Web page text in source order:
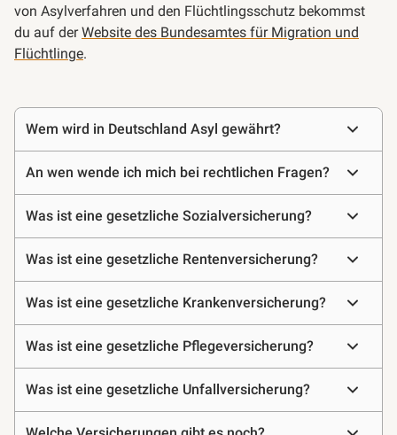
von Asylverfahren und den Flüchtlingsschutz bekommst
du auf derWebsite des Bundesamtes für Migration und
Flüchtlinge.
Häufige
Fragen
Wem wird in Deutschland Asyl gewährt?
An wen wende ich mich bei rechtlichen Fragen?
Was ist eine gesetzliche Sozialversicherung?
Was ist eine gesetzliche Rentenversicherung?
Was ist eine gesetzliche Krankenversicherung?
Was ist eine gesetzliche Pflegeversicherung?
Was ist eine gesetzliche Unfallversicherung?